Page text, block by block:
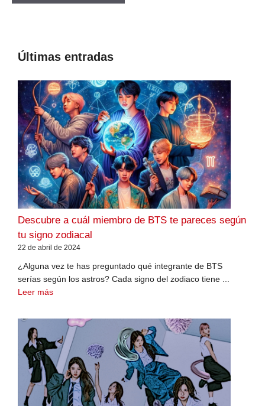
Últimas entradas
Descubre a cuál miembro de BTS te pareces según
tu signo zodiacal
22 de abril de 2024
¿Alguna vez te has preguntado qué integrante de BTS
serías según los astros? Cada signo del zodiaco tiene ...
Leer más